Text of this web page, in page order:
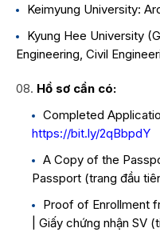
Keimyung University:
Kyung Hee University
Engineering, Civil
Hồ sơ cần có:
Completed
https://bit.ly/2qBbpdY
A Copy of the
Passport (trang đầu
Proof of Enrollment
| Giấy chứng nhận SV